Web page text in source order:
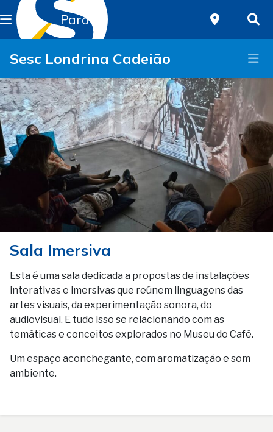
Paraná
Sesc Londrina Cadeião
Sala Imersiva
Esta é uma sala dedicada a propostas de instalações
interativas e imersivas que reúnem linguagens das
artes visuais, da experimentação sonora, do
audiovisual. E tudo isso se relacionando com as
temáticas e conceitos explorados no Museu do Café.
Um espaço aconchegante, com aromatização e som
ambiente.